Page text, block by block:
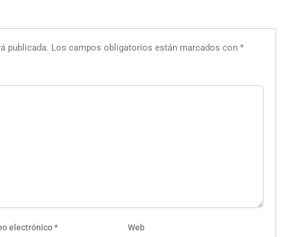
publicada. Los campos obligatorios están marcados con *
electrónico* Web